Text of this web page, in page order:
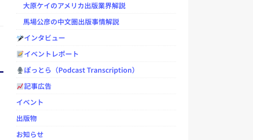
大原ケイのアメリカ出版業界解説
馬場公彦の中文圏出版事情解説
インタビュー
イベントレポート
ぽっとら（Podcast Transcription）
記事広告
イベント
出版物
お知らせ